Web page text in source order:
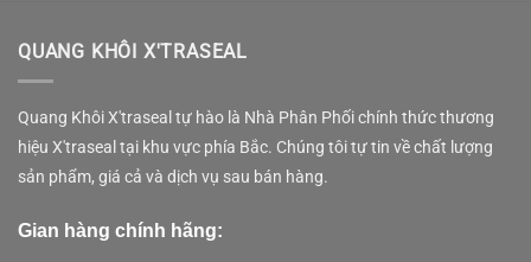
QUANG KHÔI X'TRASEAL
Quang Khôi X'traseal tự hào là Nhà Phân Phối chính thức thương
hiệu X'traseal tại khu vực phía Bắc. Chúng tôi tự tin về chất lượng
sản phẩm, giá cả và dịch vụ sau bán hàng.
Gian hàng chính hãng: